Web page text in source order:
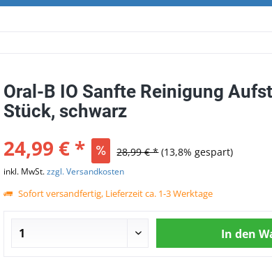
Oral-B IO Sanfte Reinigung
Stück, schwarz
24,99 € * 28,99 € * (13,8% gespart)
inkl. MwSt.zzgl. Versandkosten
Sofort versandfertig, Lieferzeit ca. 1-3 Werktage
In den